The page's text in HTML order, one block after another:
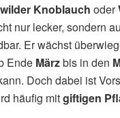
wilder Knoblauch oder
nur lecker, sondern
Er wächst
Ende Märzbis in den
Doch dabei ist
häufig mitgiftigen